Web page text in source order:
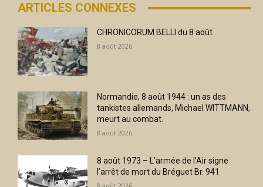
ARTICLES CONNEXES
CHRONICORUM BELLI du 8 août
8 août 2026
Normandie, 8 août 1944 : un as des
tankistes allemands, Michael WITTMANN,
meurt au combat.
8 août 2026
8 août 1973 – L’armée de l’Air signe
l’arrêt de mort du Bréguet Br. 941